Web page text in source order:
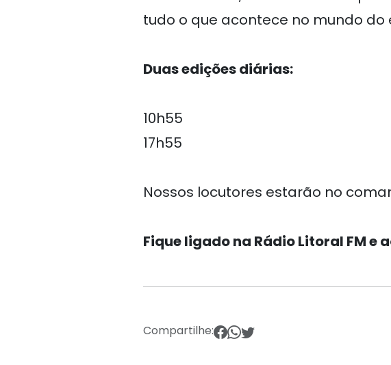
tudo o que acontece no mundo do
Duas edições diárias:
10h55
17h55
Nossos locutores estarão no
Fique ligado na Rádio Litoral FM
Compartilhe: